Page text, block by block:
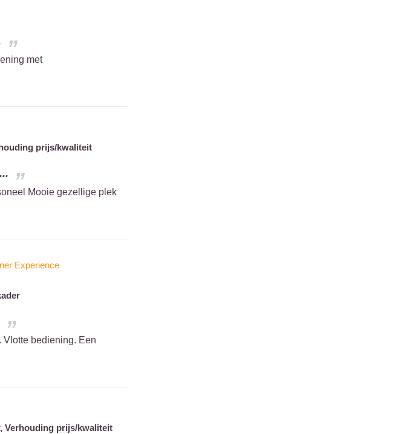
met
prijs/kwaliteit
Mooie gezellige plek
Experience
Vlotte bediening. Een
Verhouding prijs/kwaliteit